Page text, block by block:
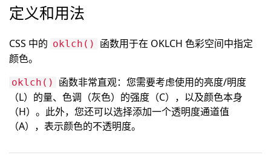
定义和用法
CSS 中的 oklch()
函数用于在 OKLCH 色彩空间中指定
颜色。
oklch()
函数非常直观：您需要考虑使用的亮度/明度
（L）的量、色调（灰色）的强度（C），以及颜色本身
（H）。此外，您还可以选择添加一个透明度通道值
（A），表示颜色的不透明度。